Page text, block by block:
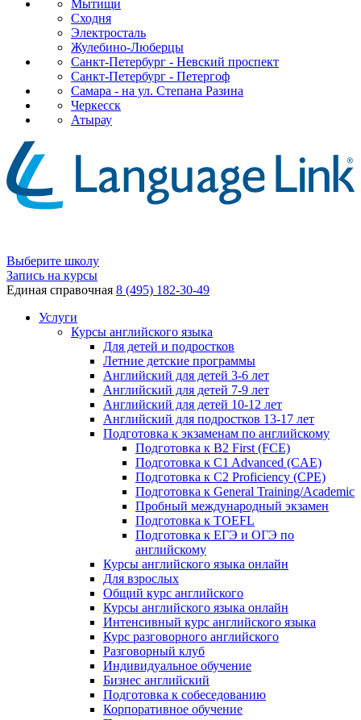
Мытищи
Сходня
Электросталь
Жулебино-Люберцы
Санкт-Петербург - Невский проспект
Санкт-Петербург - Петергоф
Самара - на ул. Степана Разина
Черкесск
Атырау
Выберите школу
Запись на курсы
Единая справочная 8 (495) 182-30-49
Услуги
Курсы английского языка
Для детей и подростков
Летние детские программы
Английский для детей 3-6 лет
Английский для детей 7-9 лет
Английский для детей 10-12 лет
Английский для подростков 13-17 лет
Подготовка к экзаменам по английскому
Подготовка к B2 First (FCE)
Подготовка к C1 Advanced (CAE)
Подготовка к C2 Proficiency (CPE)
Подготовка к General Training/Academic
Пробный международный экзамен
Подготовка к TOEFL
Подготовка к ЕГЭ и ОГЭ по
английскому
Курсы английского языка онлайн
Для взрослых
Общий курс английского
Курсы английского языка онлайн
Интенсивный курс английского языка
Курс разговорного английского
Разговорный клуб
Индивидуальное обучение
Бизнес английский
Подготовка к собеседованию
Корпоративное обучение